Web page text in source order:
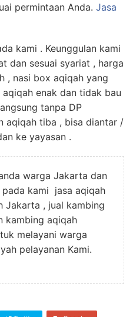
permintaan Anda. Jasa
kami . Keunggulan kami
dan sesuai syariat , harga
, nasi box aqiqah yang
enak dan tidak bau
tanpa DP
aqiqah tiba , bisa diantar /
ke yayasan .
warga Jakarta dan
kami jasa aqiqah
Jakarta , jual kambing
kambing aqiqah
melayani warga
pelayanan Kami.